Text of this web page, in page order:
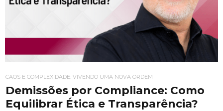
CAOS E COMPLEXIDADE: VIVENDO UMA NOVA ORDEM
Demissões por Compliance: Como
Equilibrar Ética e Transparência?